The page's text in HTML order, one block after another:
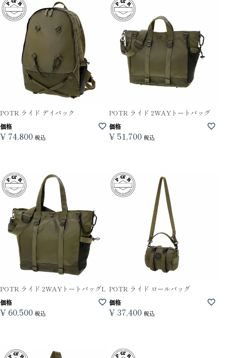
POTR ライド デイパック
価格
¥ 74,800 税込
POTR ライド 2WAYトートバッグ
価格
¥ 51,700 税込
POTR ライド 2WAYトートバッグL
価格
¥ 60,500 税込
POTR ライド ロールバッグ
価格
¥ 37,400 税込